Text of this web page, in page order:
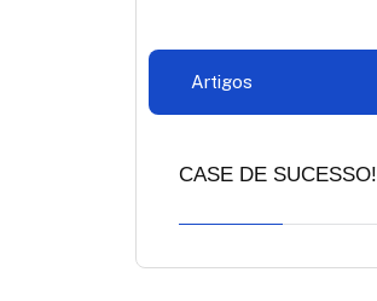
Artigos
CASE DE SUCESSO!